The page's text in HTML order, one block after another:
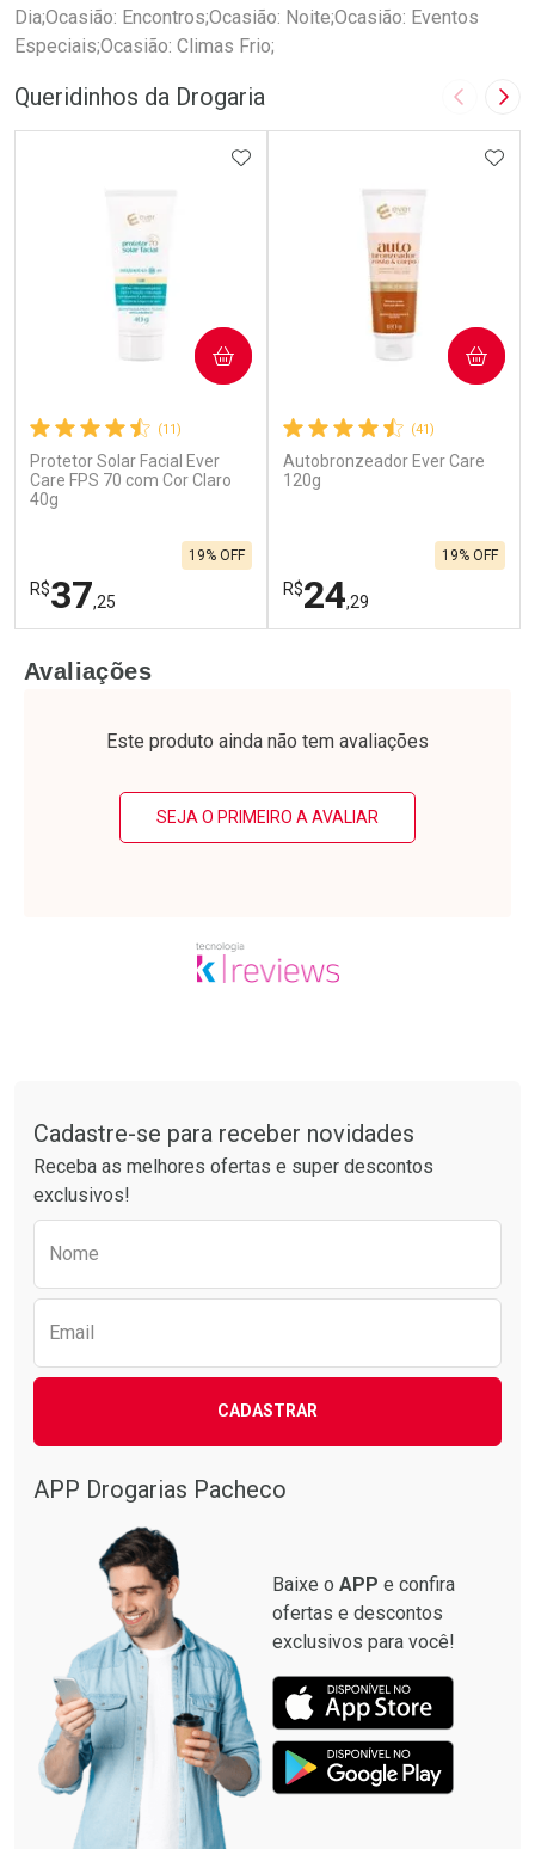
Dia;Ocasião: Encontros;Ocasião: Noite;Ocasião: Eventos
Especiais;Ocasião: Climas Frio;
Queridinhos da Drogaria Imagem
(11)
Protetor Solar Facial Ever
Care FPS 70 com Cor Claro
40g
R$37,25
19% OFF
ADICIONAR AOS FAVORITOS
COMPRAR
Laboratório
Por R$ 37,25/cada
Por Menos
(41)
Autobronzeador Ever Care
120g
R$24,29
19% OFF
COMPRAR
Laboratório
Por R$ 24,29/cada
Por Menos
Avaliações
Este produto ainda não tem avaliações
SEJA O PRIMEIRO A AVALIAR
Cadastre-se para receber novidades
Receba as melhores ofertas e super descontos
exclusivos!
Nome
Email
CADASTRAR
APP Drogarias Pacheco
Baixe o APP e confira
ofertas e descontos
exclusivos para você!